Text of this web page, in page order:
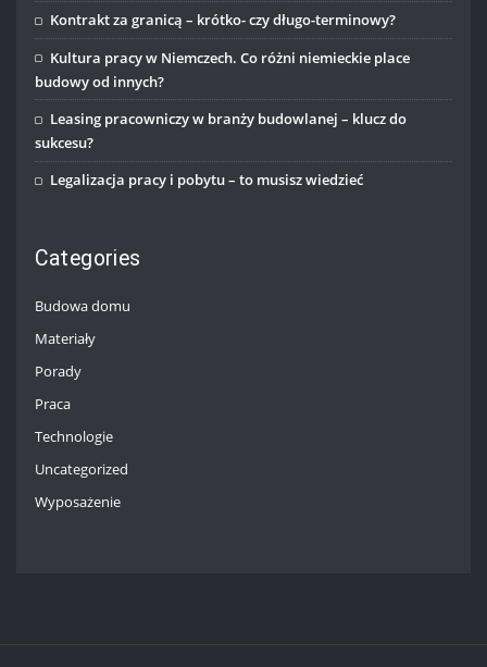
Kontrakt za granicą – krótko- czy długo-terminowy?
Kultura pracy w Niemczech. Co różni niemieckie place
budowy od innych?
Leasing pracowniczy w branży budowlanej – klucz do
sukcesu?
Legalizacja pracy i pobytu – to musisz wiedzieć
Categories
Budowa domu
Materiały
Porady
Praca
Technologie
Uncategorized
Wyposażenie